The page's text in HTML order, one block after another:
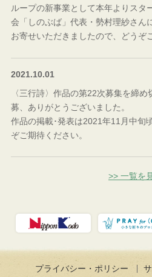
ループの新事業として本年よりスタ
会「しのぶば」代表・勢村理紗さん
お寄せいただきましたので、どうぞ
2021.10.01
〈三行詩〉作品の第22次募集を締
募、ありがとうございました。
作品の掲載･発表は2021年11月中旬
ぞご期待ください。
>> 一覧を
プライバシー・ポリシー